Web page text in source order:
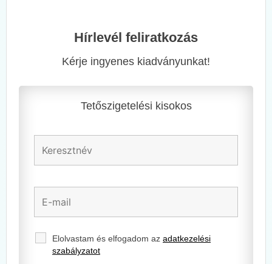
Hírlevél feliratkozás
Kérje ingyenes kiadványunkat!
Tetőszigetelési kisokos
Elolvastam és elfogadom az adatkezelési
szabályzatot